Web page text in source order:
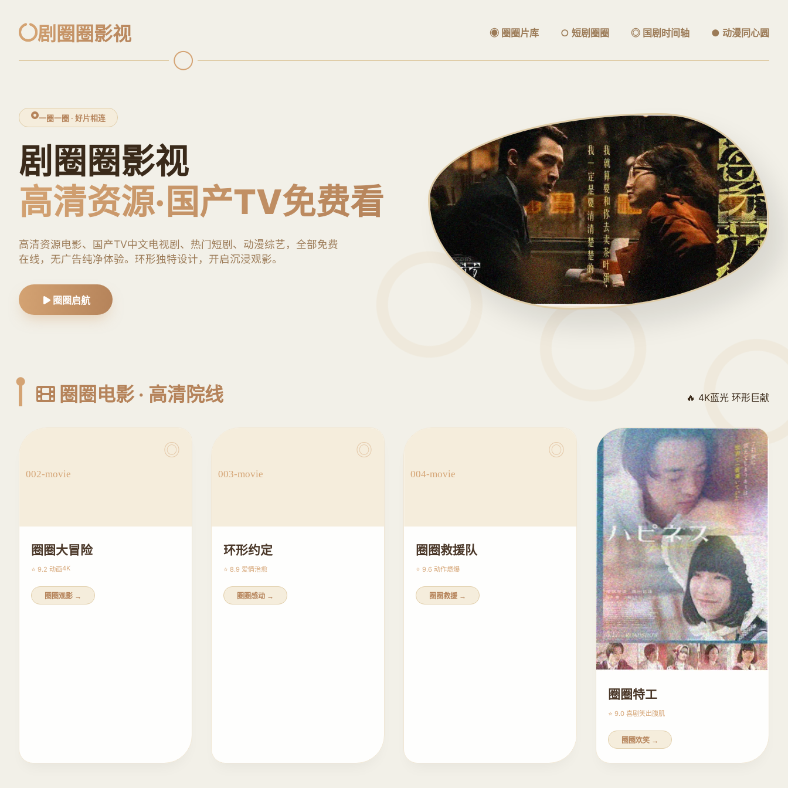
剧圈圈影视 ◉ 圈圈片库 ○ 短剧圈圈 ◎ 国剧时间轴 ● 动漫同心圆
一圈一圈 · 好片相连
剧圈圈影视
高清资源·国产TV免费看
高清资源电影、国产TV中文电视剧、热门短剧、动漫综艺，全部免费
在线，无广告纯净体验。环形独特设计，开启沉浸观影。
圈圈启航
圈圈电影 · 高清院线 🔥 4K蓝光 环形巨献
圈圈大冒险
⭐ 9.2 动画4K
圈圈观影 →
环形约定
⭐ 8.9 爱情治愈
圈圈感动 →
圈圈救援队
⭐ 9.6 动作燃爆
圈圈救援 →
圈圈特工
⭐ 9.0 喜剧笑出腹肌
圈圈欢笑 →